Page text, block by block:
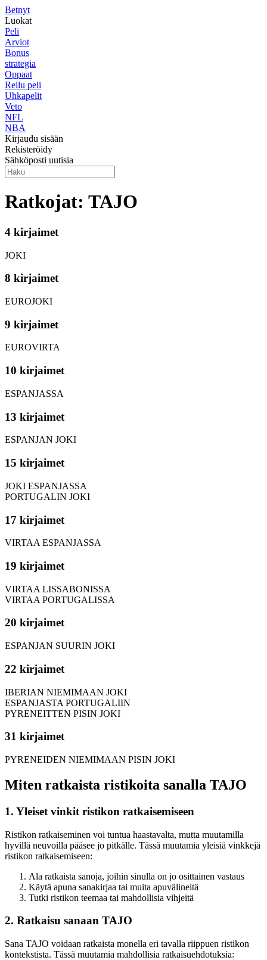
Betnyt
Luokat
Peli
Arviot
Bonus
strategia
Oppaat
Reilu peli
Uhkapelit
Veto
NFL
NBA
Kirjaudu sisään
Rekisteröidy
Sähköposti uutisia
Ratkojat: TAJO
4 kirjaimet
JOKI
8 kirjaimet
EUROJOKI
9 kirjaimet
EUROVIRTA
10 kirjaimet
ESPANJASSA
13 kirjaimet
ESPANJAN JOKI
15 kirjaimet
JOKI ESPANJASSA
PORTUGALIN JOKI
17 kirjaimet
VIRTAA ESPANJASSA
19 kirjaimet
VIRTAA LISSABONISSA
VIRTAA PORTUGALISSA
20 kirjaimet
ESPANJAN SUURIN JOKI
22 kirjaimet
IBERIAN NIEMIMAAN JOKI
ESPANJASTA PORTUGALIIN
PYRENEITTEN PISIN JOKI
31 kirjaimet
PYRENEIDEN NIEMIMAAN PISIN JOKI
Miten ratkaista ristikoita sanalla TAJO
1. Yleiset vinkit ristikon ratkaisemiseen
Ristikon ratkaiseminen voi tuntua haastavalta, mutta muutamilla
hyvillä neuvoilla pääsee jo pitkälle. Tässä muutamia yleisiä vinkkejä
ristikon ratkaisemiseen:
Ala ratkaista sanoja, joihin sinulla on jo osittainen vastaus
Käytä apuna sanakirjaa tai muita apuvälineitä
Tutki ristikon teemaa tai mahdollisia vihjeitä
2. Ratkaisu sanaan TAJO
Sana TAJO voidaan ratkaista monella eri tavalla riippuen ristikon
kontekstista. Tässä muutamia mahdollisia ratkaisuehdotuksia: